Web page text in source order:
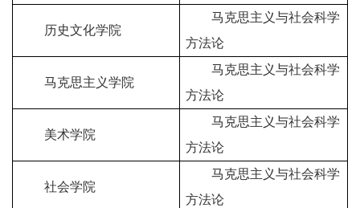
历史文化学院
马克思主义与社会科学
方法论
马克思主义学院
马克思主义与社会科学
方法论
美术学院
马克思主义与社会科学
方法论
社会学院
马克思主义与社会科学
方法论